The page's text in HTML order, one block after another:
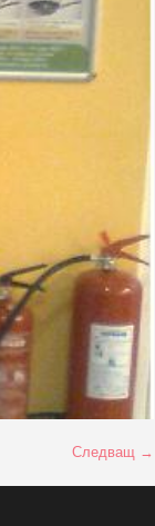
Следващ →